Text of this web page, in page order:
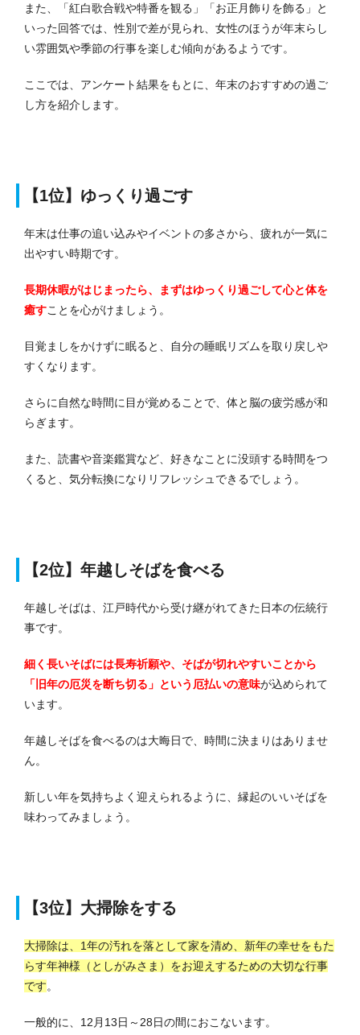
また、「紅白歌合戦や特番を観る」「お正月飾りを飾る」と
いった回答では、性別で差が見られ、女性のほうが年末らし
い雰囲気や季節の行事を楽しむ傾向があるようです。
ここでは、アンケート結果をもとに、年末のおすすめの過ご
し方を紹介します。
【1位】ゆっくり過ごす
年末は仕事の追い込みやイベントの多さから、疲れが一気に
出やすい時期です。
長期休暇がはじまったら、まずはゆっくり過ごして心と体を
癒すことを心がけましょう。
目覚ましをかけずに眠ると、自分の睡眠リズムを取り戻しや
すくなります。
さらに自然な時間に目が覚めることで、体と脳の疲労感が和
らぎます。
また、読書や音楽鑑賞など、好きなことに没頭する時間をつ
くると、気分転換になりリフレッシュできるでしょう。
【2位】年越しそばを食べる
年越しそばは、江戸時代から受け継がれてきた日本の伝統行
事です。
細く長いそばには長寿祈願や、そばが切れやすいことから
「旧年の厄災を断ち切る」という厄払いの意味が込められて
います。
年越しそばを食べるのは大晦日で、時間に決まりはありませ
ん。
新しい年を気持ちよく迎えられるように、縁起のいいそばを
味わってみましょう。
【3位】大掃除をする
大掃除は、1年の汚れを落として家を清め、新年の幸せをもた
らす年神様（としがみさま）をお迎えするための大切な行事
です。
一般的に、12月13日～28日の間におこないます。